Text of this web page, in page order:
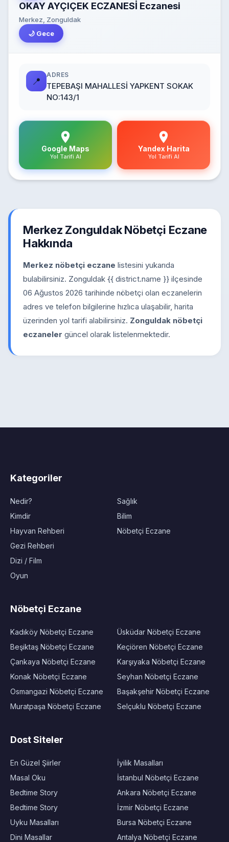
OKAY AYÇIÇEK ECZANESİ Eczanesi
Merkez, Zonguldak
🌙 Gece
📍
ADRES
TEPEBAŞI MAHALLESİ YAPKENT SOKAK
NO:143/1
Google Maps
Yol Tarifi Al
Yandex Harita
Yol Tarifi Al
Merkez Zonguldak Nöbetçi Eczane
Hakkında
Merkez nöbetçi eczane listesini yukarıda
bulabilirsiniz. Zonguldak {{ district.name }} ilçesinde
06 Ağustos 2026 tarihinde nöbetçi olan eczanelerin
adres ve telefon bilgilerine hızlıca ulaşabilir, harita
üzerinden yol tarifi alabilirsiniz. Zonguldak nöbetçi
eczaneler güncel olarak listelenmektedir.
Kategoriler
Nedir?
Kimdir
Hayvan Rehberi
Gezi Rehberi
Dizi / Film
Oyun
Sağlık
Bilim
Nöbetçi Eczane
Nöbetçi Eczane
Kadıköy Nöbetçi Eczane
Beşiktaş Nöbetçi Eczane
Çankaya Nöbetçi Eczane
Konak Nöbetçi Eczane
Osmangazi Nöbetçi Eczane
Muratpaşa Nöbetçi Eczane
Üsküdar Nöbetçi Eczane
Keçiören Nöbetçi Eczane
Karşıyaka Nöbetçi Eczane
Seyhan Nöbetçi Eczane
Başakşehir Nöbetçi Eczane
Selçuklu Nöbetçi Eczane
Dost Siteler
En Güzel Şiirler
Masal Oku
Bedtime Story
Bedtime Story
Uyku Masalları
Dini Masallar
İyilik Masalları
İstanbul Nöbetçi Eczane
Ankara Nöbetçi Eczane
İzmir Nöbetçi Eczane
Bursa Nöbetçi Eczane
Antalya Nöbetçi Eczane